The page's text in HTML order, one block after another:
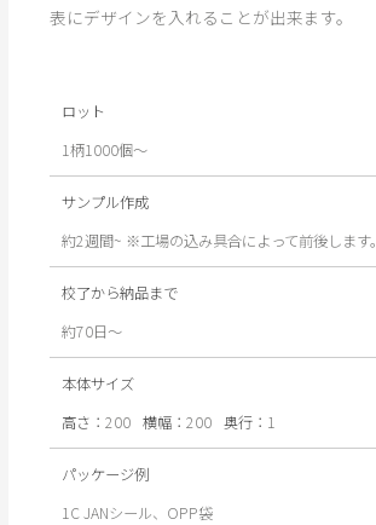
表にデザインを入れることが出来ます。
ロット
1柄1000個～
サンプル作成
約2週間~ ※工場の込み具合によって前後します。
校了から納品まで
約70日〜
本体サイズ
高さ：200 横幅：200 奥行： 1
パッケージ例
1C JANシール、OPP袋